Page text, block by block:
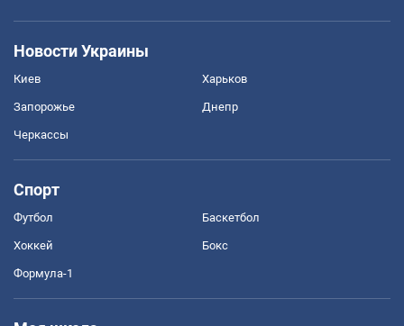
Новости Украины
Киев Харьков
Запорожье Днепр
Черкассы
Спорт
Футбол Баскетбол
Хоккей Бокс
Формула-1